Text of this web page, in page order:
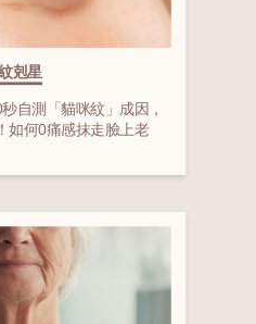
剋星
自測「貓咪紋」成因，
如何0痛感抹走臉上老